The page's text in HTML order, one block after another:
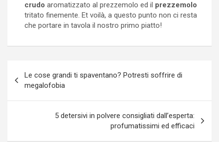
crudo aromatizzato al prezzemolo ed il prezzemolo
tritato finemente. Et voilà, a questo punto non ci resta
che portare in tavola il nostro primo piatto!
articoli
Le cose grandi ti spaventano? Potresti soffrire di
megalofobia
5 detersivi in polvere consigliati dall’esperta:
profumatissimi ed efficaci